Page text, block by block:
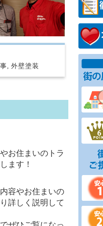
, 外壁塗装
お住まいのトラ
ます！
容やお住まいの
詳しく説明して